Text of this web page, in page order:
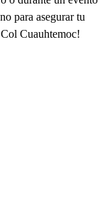
para asegurar tu
Cuauhtemoc!